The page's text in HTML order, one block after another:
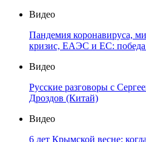
Видео
Пандемия коронавируса,
кризис, ЕАЭС и ЕС: победа
Видео
Русские разговоры с
Дроздов (Китай)
Видео
6 лет Крымской весне: